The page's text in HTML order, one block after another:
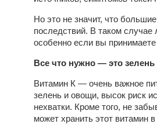
Но это не значит, что
последствий. В таком случае
особенно если вы
Все что нужно — это зелень
Витамин К — очень важное
зелень и овощи, высок риск
нехватки. Кроме того, не
может хранить этот витамин